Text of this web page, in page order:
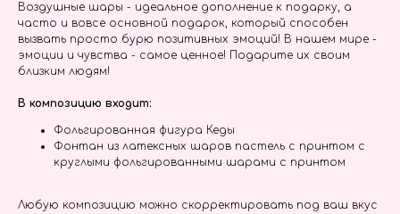
Воздушные шары - идеальное дополнение к подарку, а
часто и вовсе основной подарок, который способен
вызвать просто бурю позитивных эмоций! В нашем мире -
эмоции и чувства - самое ценное! Подарите их своим
близким людям!
В композицию входит:
Фольгированная фигура Кеды
Фонтан из латексных шаров пастель с принтом с
круглыми фольгированными шарами с принтом
Любую композицию можно скорректировать под ваш вкус